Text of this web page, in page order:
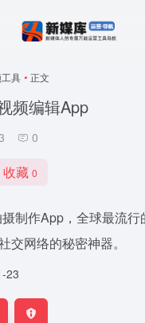
具 • 正文
频编辑App
0
收藏 0
制作App，全球最流
交网络的秘密神器。
23